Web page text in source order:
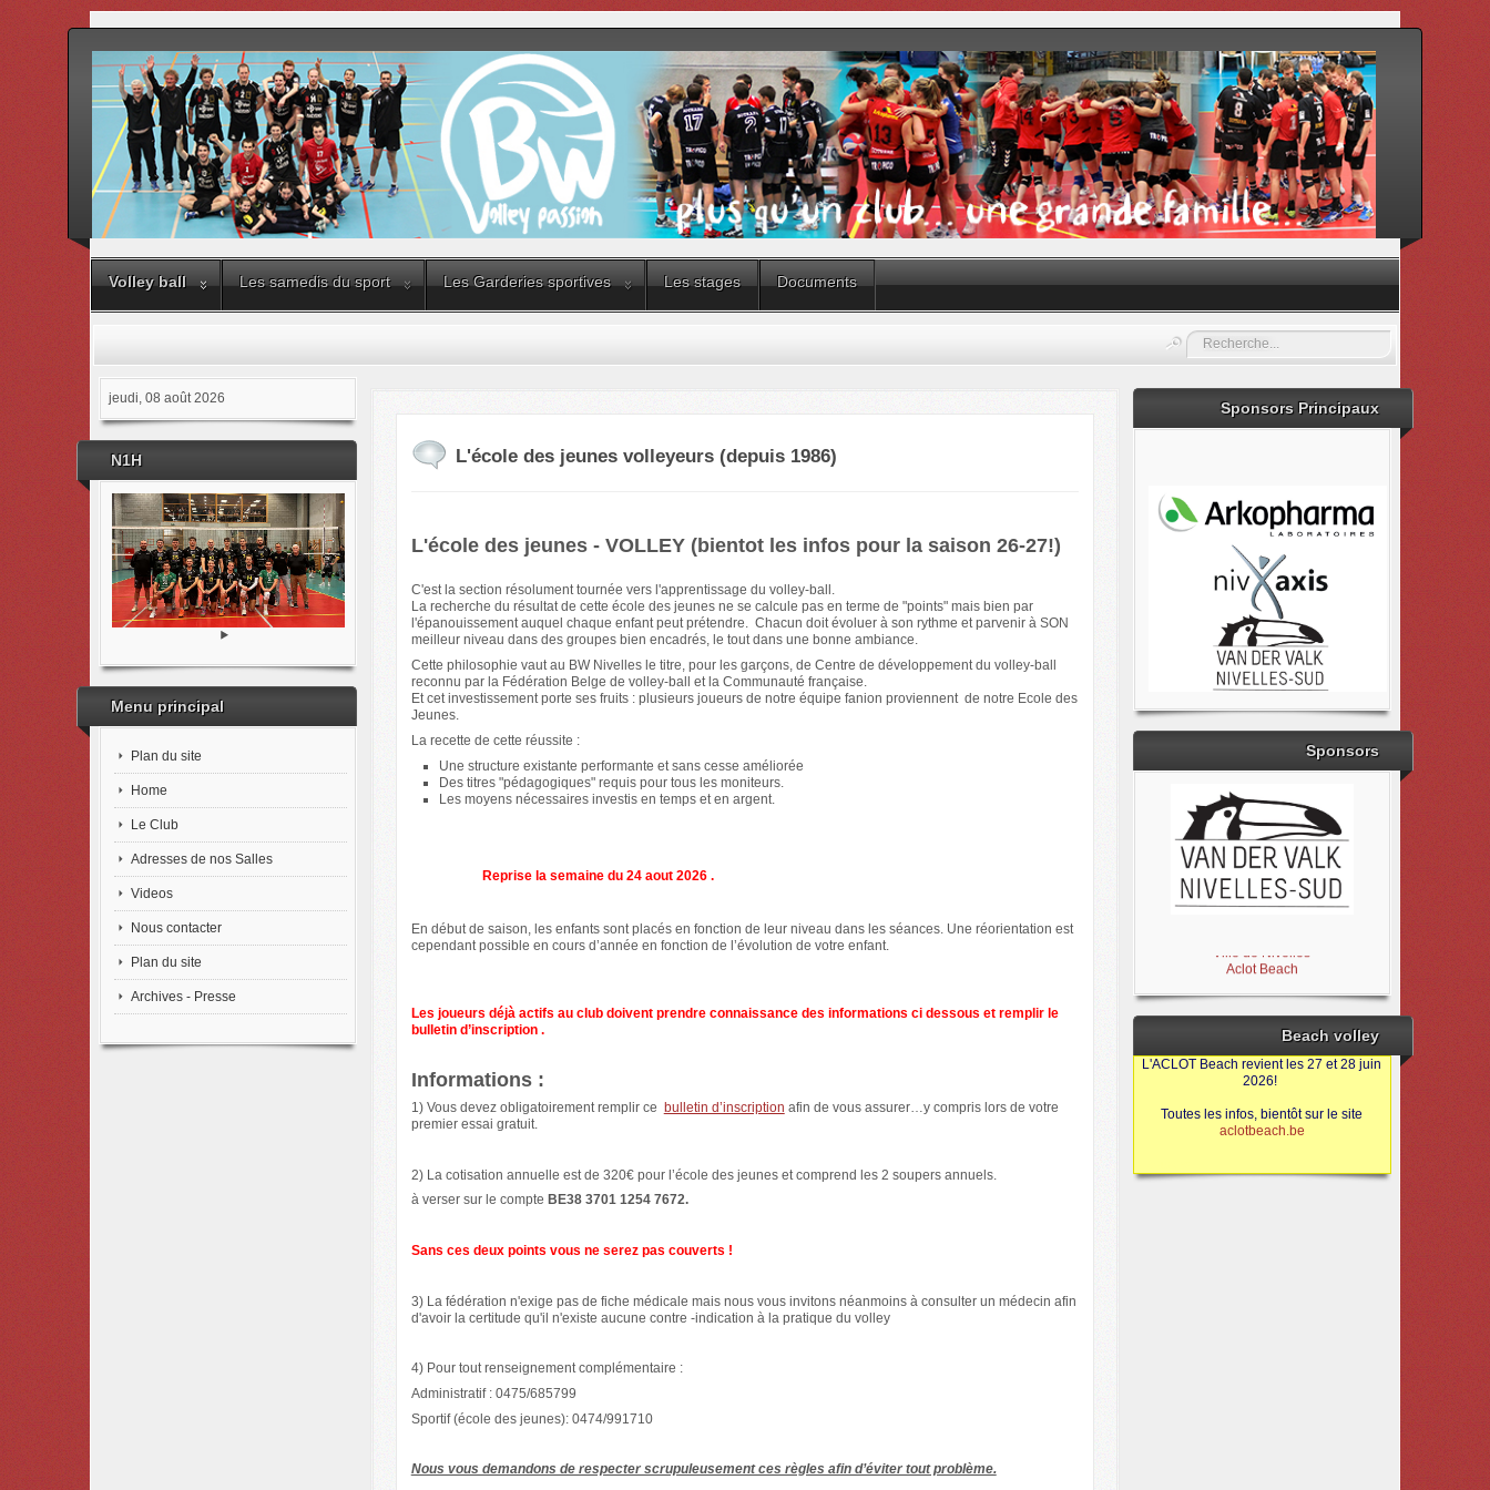
Volley ball Les samedis du sport Les Garderies sportives Les stages Documents
Rechercher
jeudi, 08 août 2026
N1H
Menu principal
Plan du site
Home
Le Club
Adresses de nos Salles
Videos
Nous contacter
Plan du site
Archives - Presse
L'école des jeunes volleyeurs (depuis 1986)
L'école des jeunes - VOLLEY (bientot les infos pour la saison 26-27!)
C'est la section résolument tournée vers l'apprentissage du volley-ball.
La recherche du résultat de cette école des jeunes ne se calcule pas en terme de "points" mais bien par
l'épanouissement auquel chaque enfant peut prétendre. Chacun doit évoluer à son rythme et parvenir à SON
meilleur niveau dans des groupes bien encadrés, le tout dans une bonne ambiance.
Cette philosophie vaut au BW Nivelles le titre, pour les garçons, de Centre de développement du volley-ball
reconnu par la Fédération Belge de volley-ball et la Communauté française.
Et cet investissement porte ses fruits : plusieurs joueurs de notre équipe fanion proviennent de notre Ecole des
Jeunes.
La recette de cette réussite :
Une structure existante performante et sans cesse améliorée
Des titres "pédagogiques" requis pour tous les moniteurs.
Les moyens nécessaires investis en temps et en argent.
Reprise la semaine du 24 aout 2026 .
En début de saison, les enfants sont placés en fonction de leur niveau dans les séances. Une réorientation est
cependant possible en cours d’année en fonction de l’évolution de votre enfant.
Les joueurs déjà actifs au club doivent prendre connaissance des informations ci dessous et remplir le
bulletin d’inscription .
Informations :
1) Vous devez obligatoirement remplir ce bulletin d’inscription afin de vous assurer…y compris lors de votre
premier essai gratuit.
2) La cotisation annuelle est de 320€ pour l’école des jeunes et comprend les 2 soupers annuels.
à verser sur le compte BE38 3701 1254 7672.
Sans ces deux points vous ne serez pas couverts !
3) La fédération n'exige pas de fiche médicale mais nous vous invitons néanmoins à consulter un médecin afin
d'avoir la certitude qu'il n'existe aucune contre -indication à la pratique du volley
4) Pour tout renseignement complémentaire :
Administratif : 0475/685799
Sportif (école des jeunes): 0474/991710
Nous vous demandons de respecter scrupuleusement ces règles afin d’éviter tout problème.
Sponsors Principaux
Sponsors
Brabant Wallon
Aclot Beach
Beach volley
L'ACLOT Beach revient les 27 et 28 juin
2026!
Toutes les infos, bientôt sur le site
aclotbeach.be